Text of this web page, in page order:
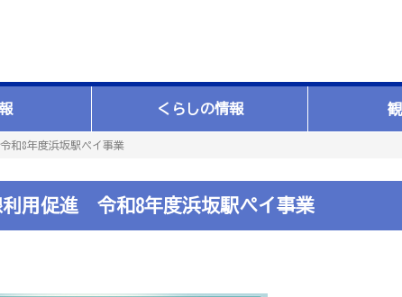
くらしの情報
和8年度浜坂駅ペイ事業
利用促進 令和8年度浜坂駅ペイ事業